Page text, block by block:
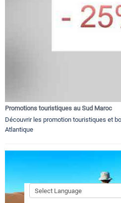
Promotions touristiques au Sud Maroc
Découvrir les promotion touristiques et
Atlantique